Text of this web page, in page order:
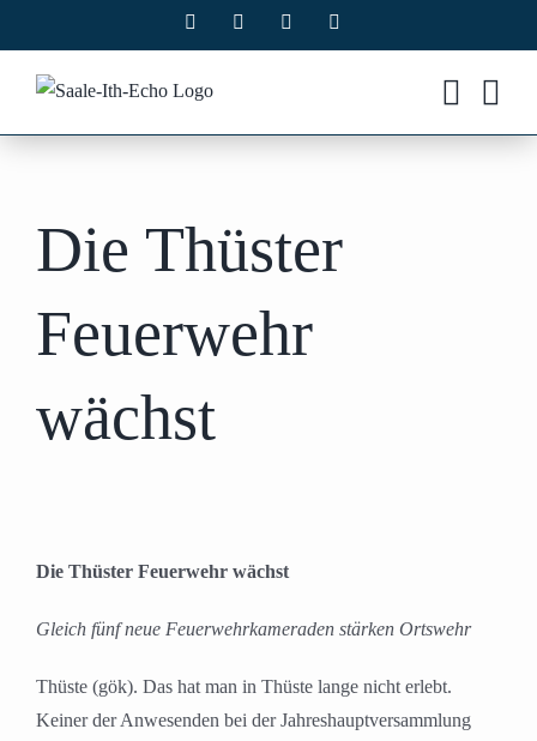
Inhalt
springen
Facebook Instagram
Die Thüster
Feuerwehr
wächst
Die Thüster Feuerwehr wächst
Gleich fünf neue Feuerwehrkameraden stärken Ortswehr
Thüste (gök). Das hat man in Thüste lange nicht erlebt.
Keiner der Anwesenden bei der Jahreshauptversammlung